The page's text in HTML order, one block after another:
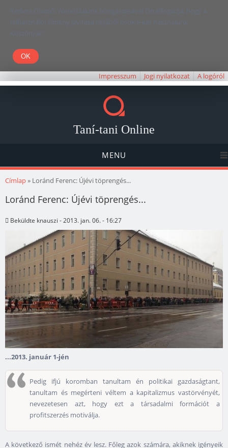
Kedves Olvasó! Weboldalunk böngészésével Ön elfogadja, hogy a
felhasználói élmény javítása céljából cookie-kat használunk.
Köszönjük!
Impresszum Jogi nyilatkozat A logóról
Taní-tani Online
MENU
Jelenlegi hely
Címlap» Loránd Ferenc: Újévi töprengés...
Loránd Ferenc: Újévi töprengés...
Beküldte knauszi - 2013. jan. 06. - 16:27
...2013. január 1-jén
Pedig ifjú koromban tanultam én politikai gazdaságtant,
tanultam és megérteni véltem a kapitalizmus vastörvényét,
nevezetesen azt, hogy ezt a társadalmi formációt a
profitszerzés motiválja.
A következő ismét nehéz év lesz. Főleg azok számára, akiknek igényeik